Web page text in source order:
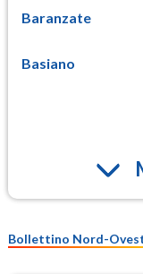
Baranzate
Basiano
Bollettino Nord-